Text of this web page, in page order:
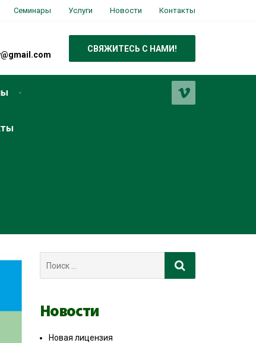
Семинары Услуги Новости Контакты
СВЯЖИТЕСЬ С НАМИ!
для:
Новости
Новая лицензия